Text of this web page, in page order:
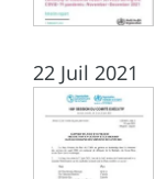
22 Juil 2021